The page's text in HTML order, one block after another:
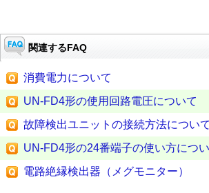
関連するFAQ
消費電力について
UN-FD4形の使用回路電圧について
故障検出ユニットの接続方法について
UN-FD4形の24番端子の使い方につ
電路絶縁検出器（メグモニター）